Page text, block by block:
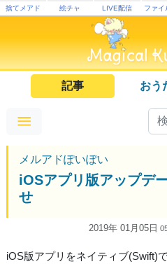
捨てメアド 絵チャ LIVE配信 ファイ
記事 おう
メルアドぽいぽい
iOSアプリ版アップデ
せ
2019年 01月05日
iOS版アプリをネイティブ(Swift)